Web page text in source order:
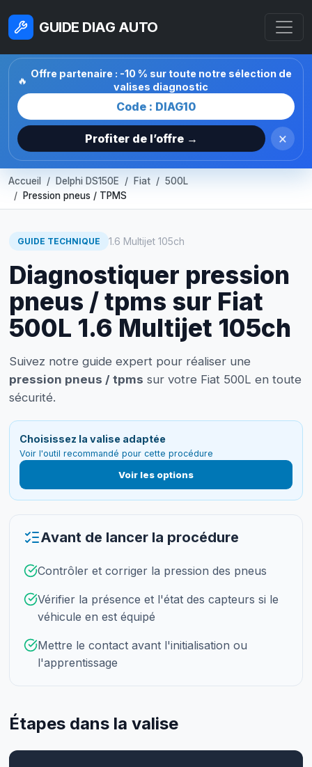
GUIDE DIAG AUTO
🔥
Offre partenaire : -10 % sur toute notre sélection de
valises diagnostic
Code : DIAG10
Profiter de l’offre → ×
Accueil Delphi DS150E Fiat
500L
Pression pneus / TPMS
GUIDE TECHNIQUE 1.6 Multijet 105ch
Diagnostiquer pression
pneus / tpms sur Fiat
500L 1.6 Multijet 105ch
Suivez notre guide expert pour réaliser une
pression pneus / tpms sur votre Fiat 500L en toute
sécurité.
Choisissez la valise adaptée
Voir l'outil recommandé pour cette procédure
Voir les options
Avant de lancer la procédure
Contrôler et corriger la pression des pneus
Vérifier la présence et l'état des capteurs si le
véhicule en est équipé
Mettre le contact avant l'initialisation ou
l'apprentissage
Étapes dans la valise